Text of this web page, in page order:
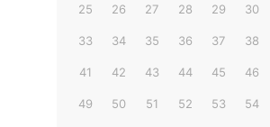
25 26 27 28 29 30
33 34 35 36 37 38
41 42 43 44 45 46
49 50 51 52 53 54